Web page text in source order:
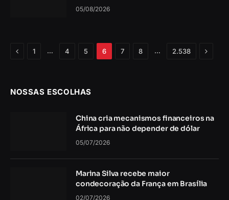
05/08/2026
Anterior
1 … 4 5 6 7 8 … 2.538
NOSSAS ESCOLHAS
China cria mecanismos financeiros na
África para não depender de dólar
05/07/2026
Marina Silva recebe maior
condecoração da França em Brasília
02/07/2026